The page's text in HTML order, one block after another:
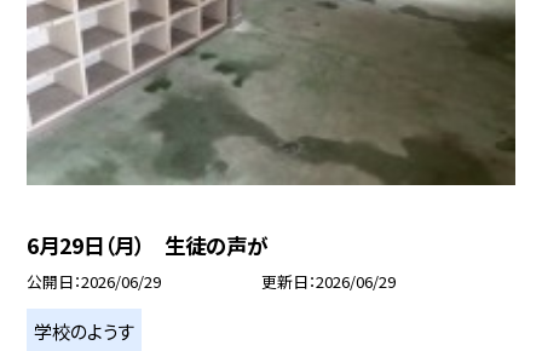
6月29日（月） 生徒の声が
公開日 2026/06/29 更新日 2026/06/29
学校のようす